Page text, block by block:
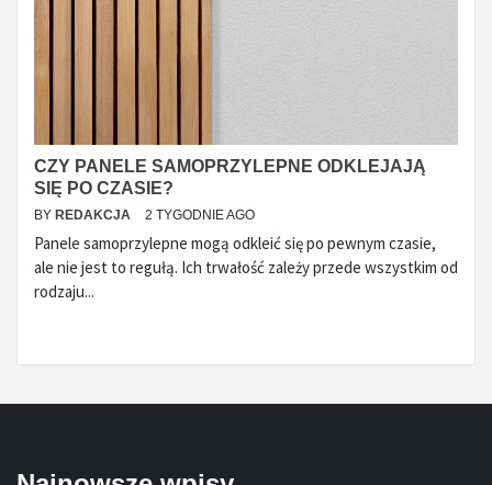
CZY PANELE SAMOPRZYLEPNE ODKLEJAJĄ
SIĘ PO CZASIE?
BY REDAKCJA 2 TYGODNIE AGO
Panele samoprzylepne mogą odkleić się po pewnym czasie,
ale nie jest to regułą. Ich trwałość zależy przede wszystkim od
rodzaju...